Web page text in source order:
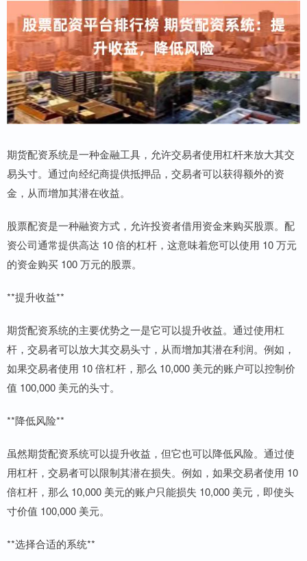
期货配资系统是一种金融工具，允许交易者使用杠杆来放大其交
易头寸。通过向经纪商提供抵押品，交易者可以获得额外的资
金，从而增加其潜在收益。
股票配资是一种融资方式，允许投资者借用资金来购买股票。配
资公司通常提供高达 10 倍的杠杆，这意味着您可以使用 10 万元
的资金购买 100 万元的股票。
**提升收益**
期货配资系统的主要优势之一是它可以提升收益。通过使用杠
杆，交易者可以放大其交易头寸，从而增加其潜在利润。例如，
如果交易者使用 10 倍杠杆，那么 10,000 美元的账户可以控制价
值 100,000 美元的头寸。
**降低风险**
虽然期货配资系统可以提升收益，但它也可以降低风险。通过使
用杠杆，交易者可以限制其潜在损失。例如，如果交易者使用 10
倍杠杆，那么 10,000 美元的账户只能损失 10,000 美元，即使头
寸价值 100,000 美元。
**选择合适的系统**